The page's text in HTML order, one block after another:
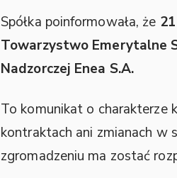
Spółka poinformowała, że
Towarzystwo Emerytalne
Nadzorczej Enea S.A.
To komunikat o charakterze
kontraktach ani zmianach w
zgromadzeniu ma zostać